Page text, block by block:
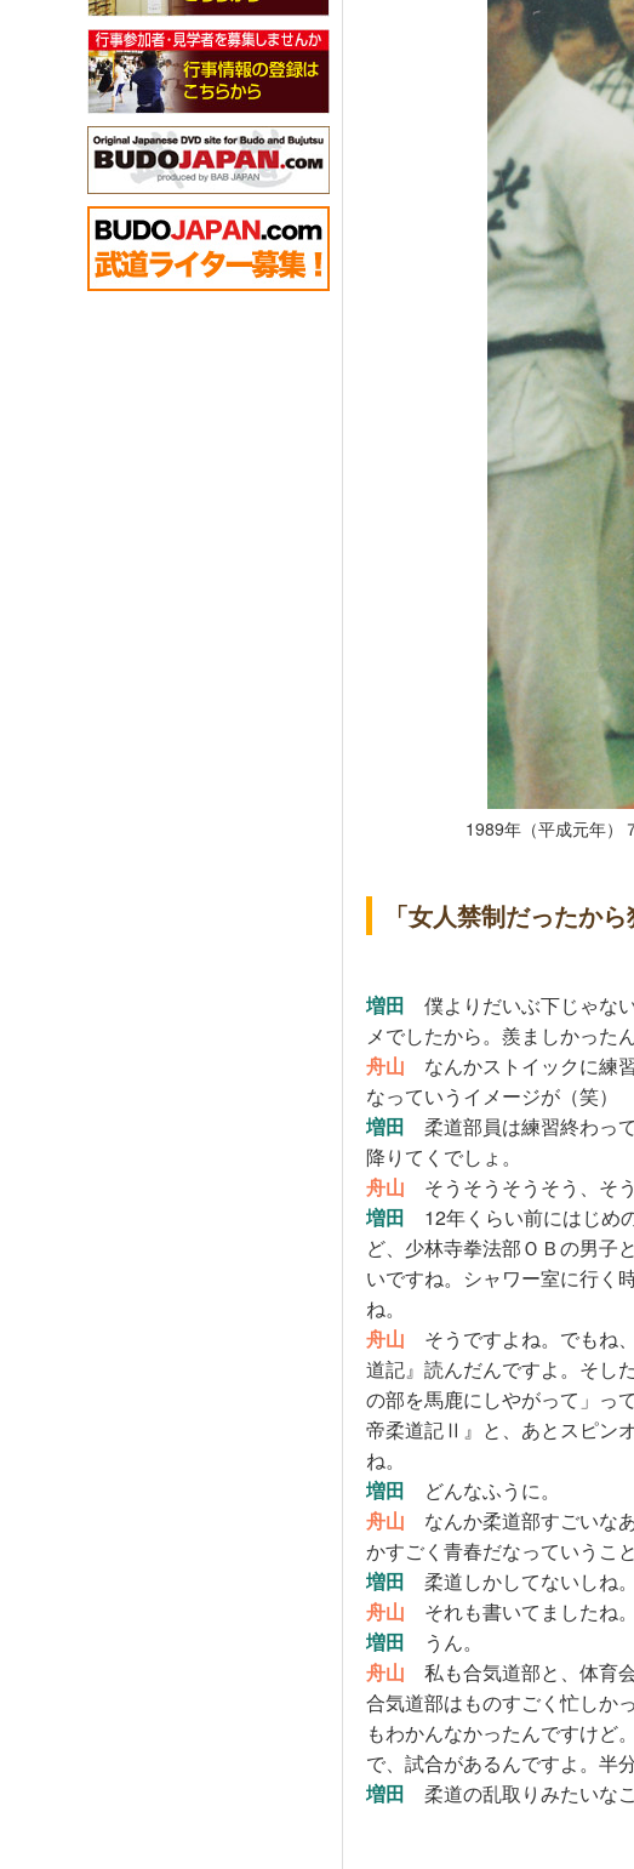
1989年（平成元年）
「女人禁制だったか
増田 僕よりだいぶ下じゃな
メでしたから。羨ましかった
舟山 なんかストイックに練
なっていうイメージが（笑）
増田 柔道部員は練習終わっ
降りてくでしょ。
舟山 そうそうそうそう、そ
増田 12年くらい前にはじめ
ど、少林寺拳法部ＯＢの男子
いですね。シャワー室に行く
ね。
舟山 そうですよね。でもね
道記』読んだんですよ。そし
の部を馬鹿にしやがって」っ
帝柔道記Ⅱ』と、あとスピン
ね。
増田 どんなふうに。
舟山 なんか柔道部すごいな
かすごく青春だなっていうこ
増田 柔道しかしてないしね
舟山 それも書いてましたね。
増田 うん。
舟山 私も合気道部と、体育
合気道部はものすごく忙しか
もわかんなかったんですけど
で、試合があるんですよ。半
増田 柔道の乱取りみたいな